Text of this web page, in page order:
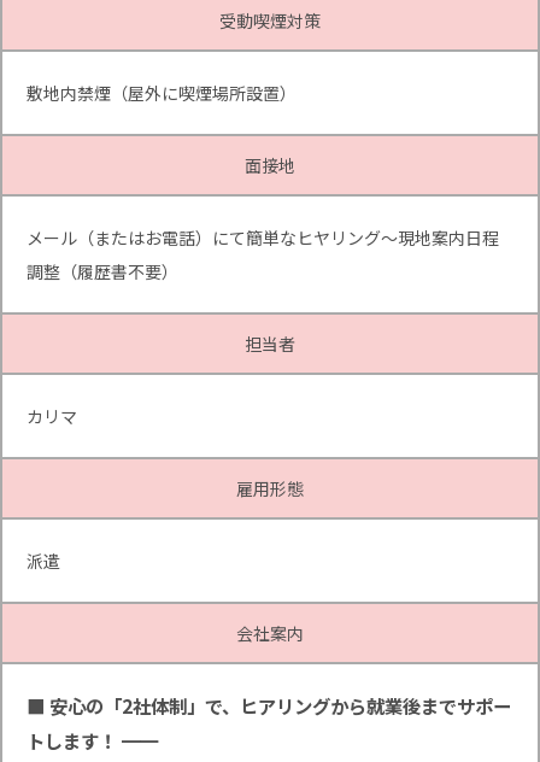
受動喫煙対策
敷地内禁煙（屋外に喫煙場所設置）
面接地
メール（またはお電話）にて簡単なヒヤリング～現地案内日程
調整（履歴書不要）
担当者
カリマ
雇用形態
派遣
会社案内
■ 安心の「2社体制」で、ヒアリングから就業後までサポー
トします！ ━━